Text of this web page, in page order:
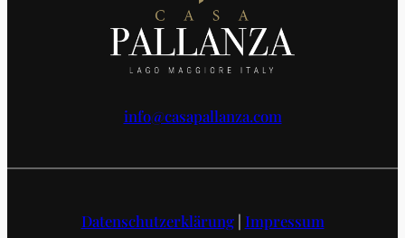
info@casapallanza.com
Datenschutzerklärung| Impressum